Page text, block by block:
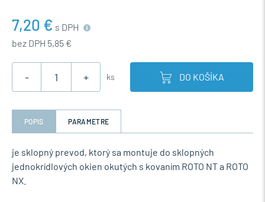
7,20 € s DPH
bez DPH 5,85 €
- + ks DO KOŠÍKA
POPIS PARAMETRE
je sklopný prevod, ktorý sa montuje do sklopných
jednokrídlových okien okutých s kovaním ROTO NT a ROTO
NX.